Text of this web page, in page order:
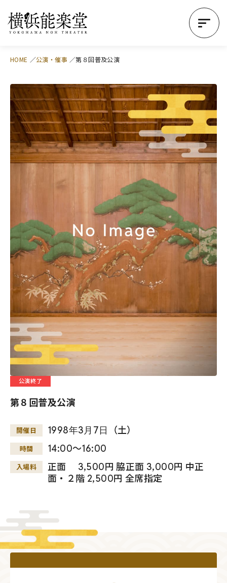
HOME 公演・催事 第８回普及公演
公演終了
第８回普及公演
開催日 1998年3月 7日 （土）
時間 14:00～16:00
入場料
正面 3,500円 脇正面 3,000円 中正
面・２階 2,500円 全席指定